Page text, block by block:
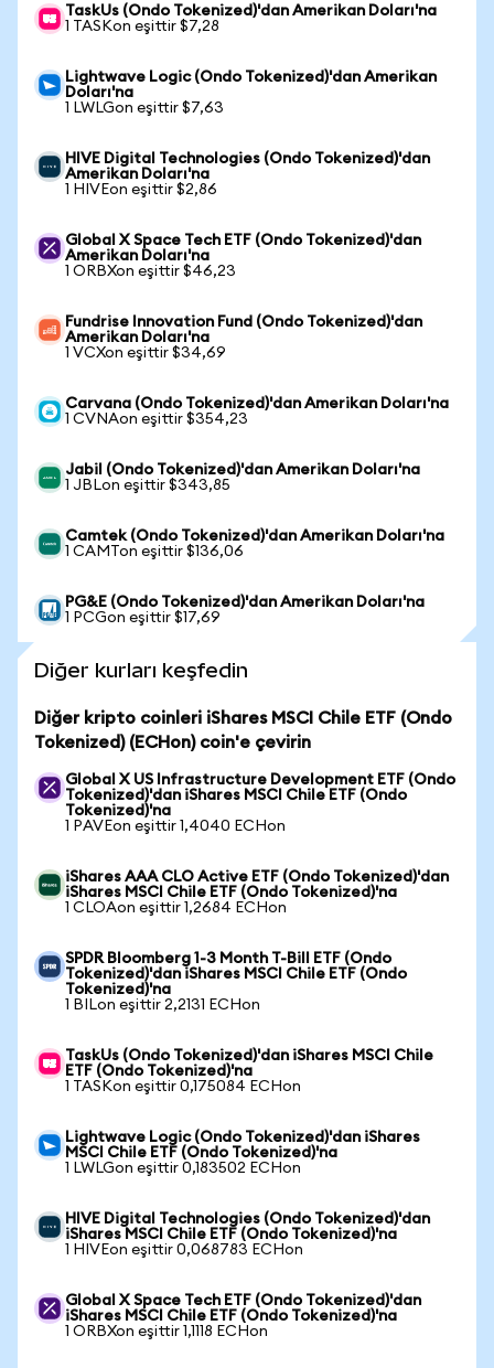
TaskUs (Ondo Tokenized)'dan Amerikan Doları'na
1 TASKon eşittir $7,28
Lightwave Logic (Ondo Tokenized)'dan Amerikan
Doları'na
1 LWLGon eşittir $7,63
HIVE Digital Technologies (Ondo Tokenized)'dan
Amerikan Doları'na
1 HIVEon eşittir $2,86
Global X Space Tech ETF (Ondo Tokenized)'dan
Amerikan Doları'na
1 ORBXon eşittir $46,23
Fundrise Innovation Fund (Ondo Tokenized)'dan
Amerikan Doları'na
1 VCXon eşittir $34,69
Carvana (Ondo Tokenized)'dan Amerikan Doları'na
1 CVNAon eşittir $354,23
Jabil (Ondo Tokenized)'dan Amerikan Doları'na
1 JBLon eşittir $343,85
Camtek (Ondo Tokenized)'dan Amerikan Doları'na
1 CAMTon eşittir $136,06
PG&E (Ondo Tokenized)'dan Amerikan Doları'na
1 PCGon eşittir $17,69
Diğer kurları keşfedin
Diğer kripto coinleri iShares MSCI Chile ETF (Ondo
Tokenized) (ECHon) coin'e çevirin
Global X US Infrastructure Development ETF (Ondo
Tokenized)'dan iShares MSCI Chile ETF (Ondo
Tokenized)'na
1 PAVEon eşittir 1,4040 ECHon
iShares AAA CLO Active ETF (Ondo Tokenized)'dan
iShares MSCI Chile ETF (Ondo Tokenized)'na
1 CLOAon eşittir 1,2684 ECHon
SPDR Bloomberg 1-3 Month T-Bill ETF (Ondo
Tokenized)'dan iShares MSCI Chile ETF (Ondo
Tokenized)'na
1 BILon eşittir 2,2131 ECHon
TaskUs (Ondo Tokenized)'dan iShares MSCI Chile
ETF (Ondo Tokenized)'na
1 TASKon eşittir 0,175084 ECHon
Lightwave Logic (Ondo Tokenized)'dan iShares
MSCI Chile ETF (Ondo Tokenized)'na
1 LWLGon eşittir 0,183502 ECHon
HIVE Digital Technologies (Ondo Tokenized)'dan
iShares MSCI Chile ETF (Ondo Tokenized)'na
1 HIVEon eşittir 0,068783 ECHon
Global X Space Tech ETF (Ondo Tokenized)'dan
iShares MSCI Chile ETF (Ondo Tokenized)'na
1 ORBXon eşittir 1,1118 ECHon